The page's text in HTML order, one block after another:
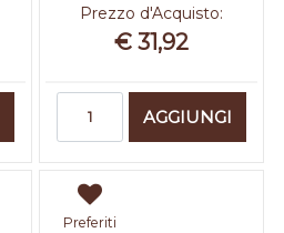
Prezzo d'Acquisto:
€ 31,92
AGGIUNGI
Preferiti